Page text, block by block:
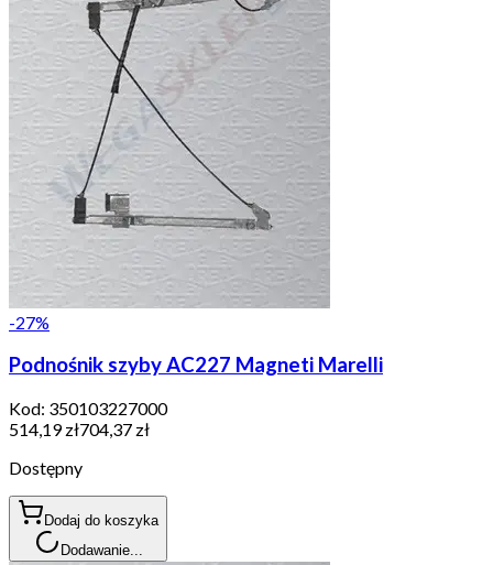
-27%
Podnośnik szyby AC227 Magneti Marelli
Kod: 350103227000
514,19 zł704,37 zł
Dostępny
Dodaj do koszyka
Dodawanie...